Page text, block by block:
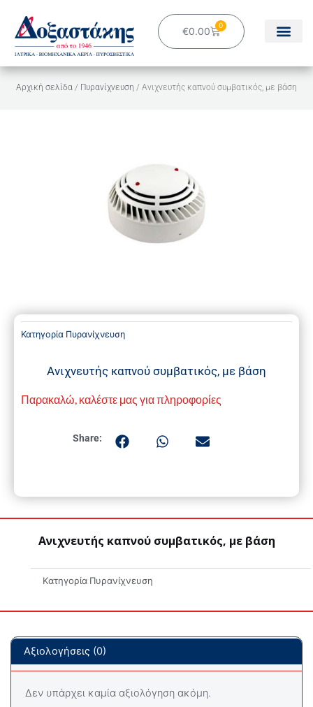
περιεχόμενο
€0.00 0
Cart
Αρχική σελίδα / Πυρανίχνευση / Ανιχνευτής καπνού συμβατικός, με βάση
Κατηγορία Πυρανίχνευση
Ανιχνευτής καπνού συμβατικός, με βάση
Παρακαλώ, καλέστε μας για πληροφορίες
Share:
Ανιχνευτής καπνού συμβατικός, με βάση
Κατηγορία Πυρανίχνευση
Αξιολογήσεις (0)
Δεν υπάρχει καμία αξιολόγηση ακόμη.